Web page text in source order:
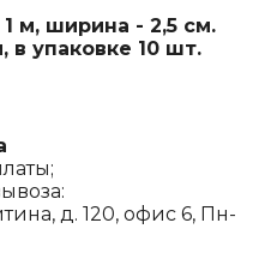
м, ширина - 2,5 см.
в упаковке 10 шт.
д. 120, офис 6, Пн-